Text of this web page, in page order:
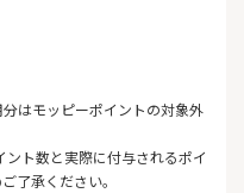
はモッピーポイントの対象外
ト数と実際に付与されるポイ
了承ください。